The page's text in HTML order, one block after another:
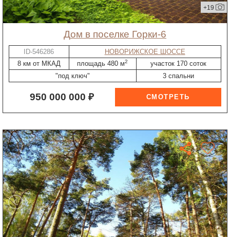
+19
дом в поселке Горки-6
ID-546286
НОВОРИЖСКОЕ ШОССЕ
8 км от МКАД
площадь 480 м2
участок 170 соток
"под ключ"
3 спальни
950 000 000 ₽